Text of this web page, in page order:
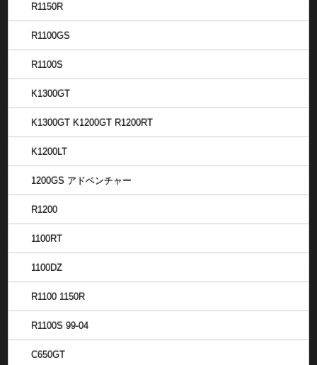
R1150R
R1100GS
R1100S
K1300GT
K1300GT K1200GT R1200RT
K1200LT
1200GS アドベンチャー
R1200
1100RT
1100DZ
R1100 1150R
R1100S 99-04
C650GT